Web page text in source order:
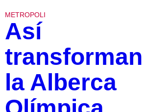
METROPOLI
Así
transforman
la Alberca